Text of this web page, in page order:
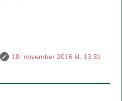
18. november 2016 kl. 13.31